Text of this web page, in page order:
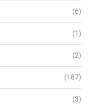
(6)
(1)
(2)
(187)
(3)